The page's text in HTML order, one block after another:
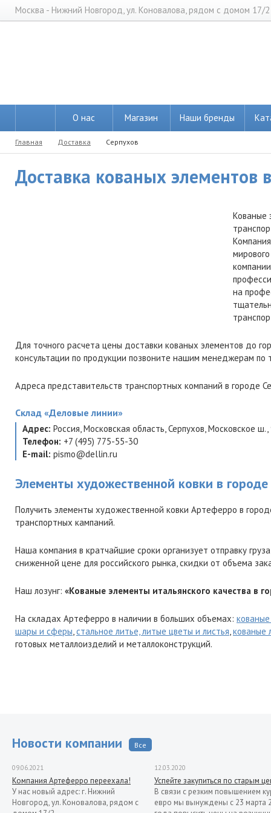
Москва - Нижний Новгород, ул. Коновалова, рядом с домом 17/2
О нас Магазин Наши бренды
Главная Доставка Серпухов
Доставка кованых элементов
Кованые
на
Для точного расчета цены доставки кованых элементов до
консультации по продукции позвоните нашим менеджерам
Адреса представительств транспортных компаний в городе
Склад «Деловые линии»
Адрес: Россия,Московская область,Серпухов,Московское
Телефон: +7 (495) 775-55-30
E-mail: pismo@dellin.ru
Элементы художественной ковки в
Получить элементы художественной ковки Артеферро в
транспортных кампаний.
Наша компания в кратчайшие сроки организует отправку
сниженной цене для российского рынка, скидки от объема
Наш лозунг: «Кованые элементы итальянского качества в
На складах Артеферро в наличии в больших объемах:
шары и сферы,стальное литье, литые цветы и листья,кованые
готовых металлоизделий и металлоконструкций.
Новости компании Все
09.06.2021
Компания Артеферро переехала!
У нас новый адрес: г. Нижний
Новгород, ул. Коновалова, рядом с
12.03.2020
Успейте закупиться по старым
В связи с резким повышением
евро мы вынуждены с 23 марта